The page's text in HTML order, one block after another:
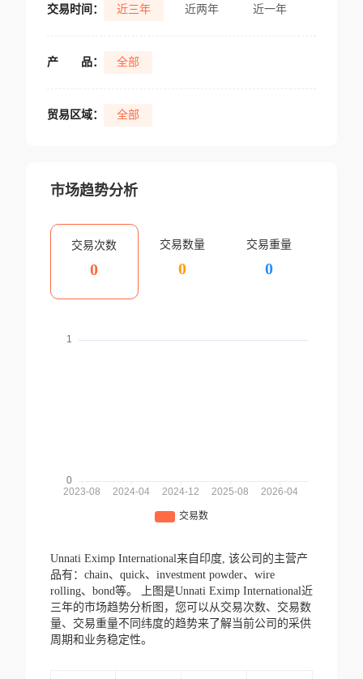
交易时间： 近三年 近两年 近一年
产 品： 全部
贸易区域： 全部
市场趋势分析
交易次数
0
交易数量
0
交易重量
0
Unnati Eximp International来自印度, 该公司的主营产
品有：chain、quick、investment powder、wire
rolling、bond等。
上图是Unnati Eximp International近
三年的市场趋势分析图，您可以从交易次数、交易数
量、交易重量不同纬度的趋势来了解当前公司的采供
周期和业务稳定性。